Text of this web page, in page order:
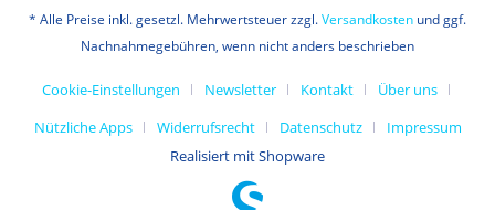
* Alle Preise inkl. gesetzl. Mehrwertsteuer zzgl.Versandkosten und ggf.
Nachnahmegebühren, wenn nicht anders beschrieben
Cookie-Einstellungen Newsletter Kontakt
Über uns
Nützliche Apps
Widerrufsrecht Datenschutz
Impressum
Realisiert mit Shopware